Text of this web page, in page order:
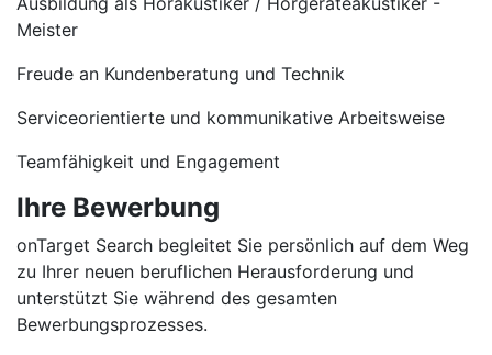
Meister
Freude an Kundenberatung und Technik
Serviceorientierte und kommunikative Arbeitsweise
Teamfähigkeit und Engagement
Ihre Bewerbung
onTarget Search begleitet Sie persönlich auf dem Weg
zu Ihrer neuen beruflichen Herausforderung und
unterstützt Sie während des gesamten
Bewerbungsprozesses.